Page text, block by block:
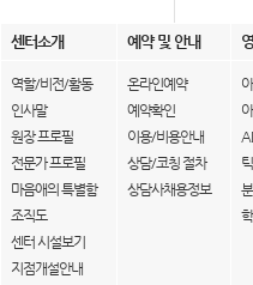
센터소개 예약 및 안내
역할/비전/활동
인사말
원장 프로필
전문가 프로필
마음애의 특별함
조직도
센터 시설보기
지점개설안내
온라인예약
예약확인
이용/비용안내
상담/코칭 절차
상담사채용정보